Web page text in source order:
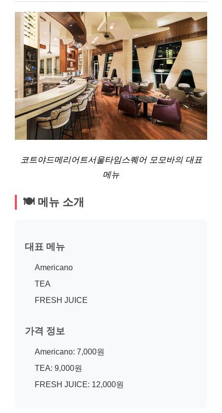
코트야드메리어트서울타임스퀘어 모모바의 대표
메뉴
🍽️ 메뉴 소개
대표 메뉴
Americano
TEA
FRESH JUICE
가격 정보
Americano: 7,000원
TEA: 9,000원
FRESH JUICE: 12,000원